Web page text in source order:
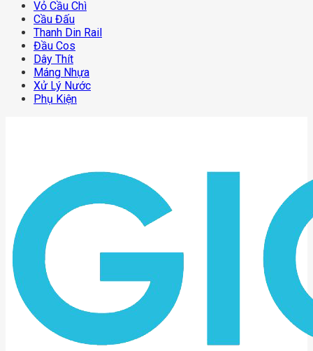
Vỏ Cầu Chì
Cầu Đấu
Thanh Din Rail
Đầu Cos
Dây Thít
Máng Nhựa
Xử Lý Nước
Phụ Kiện